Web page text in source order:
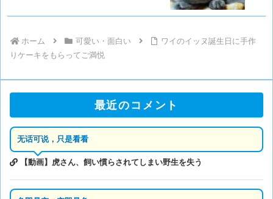
ホーム 可愛い・面白い
ワイのイッヌ誕生日に手作
りケーキをもらってご満悦
最近のコメント
无话可说，只是看看
【動画】虎さん、飼い慣らされてしまい野生を失う